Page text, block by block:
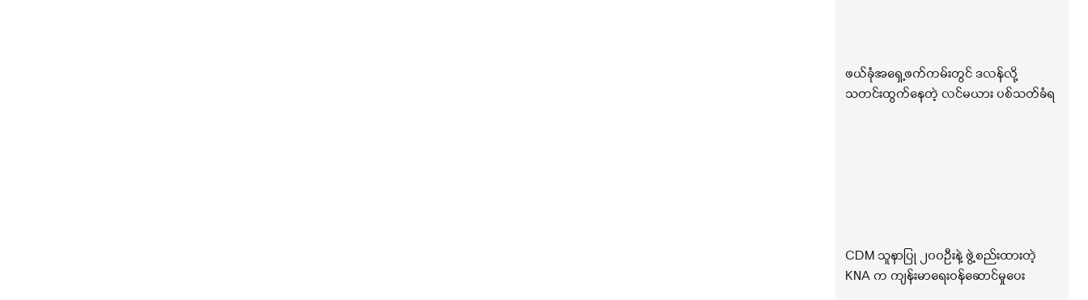
ဖယ်ခုံအရှေ့ဖက်ကမ်းတွင် ဒလန်လို့
သတင်းထွက်နေတဲ့ လင်မယား ပစ်သတ်ခံရ
CDM သူနာပြု ၂၀၀ဦးနဲ့ ဖွဲ့စည်းထားတဲ့
KNA က ကျန်းမာရေးဝန်ဆောင်မှုပေး